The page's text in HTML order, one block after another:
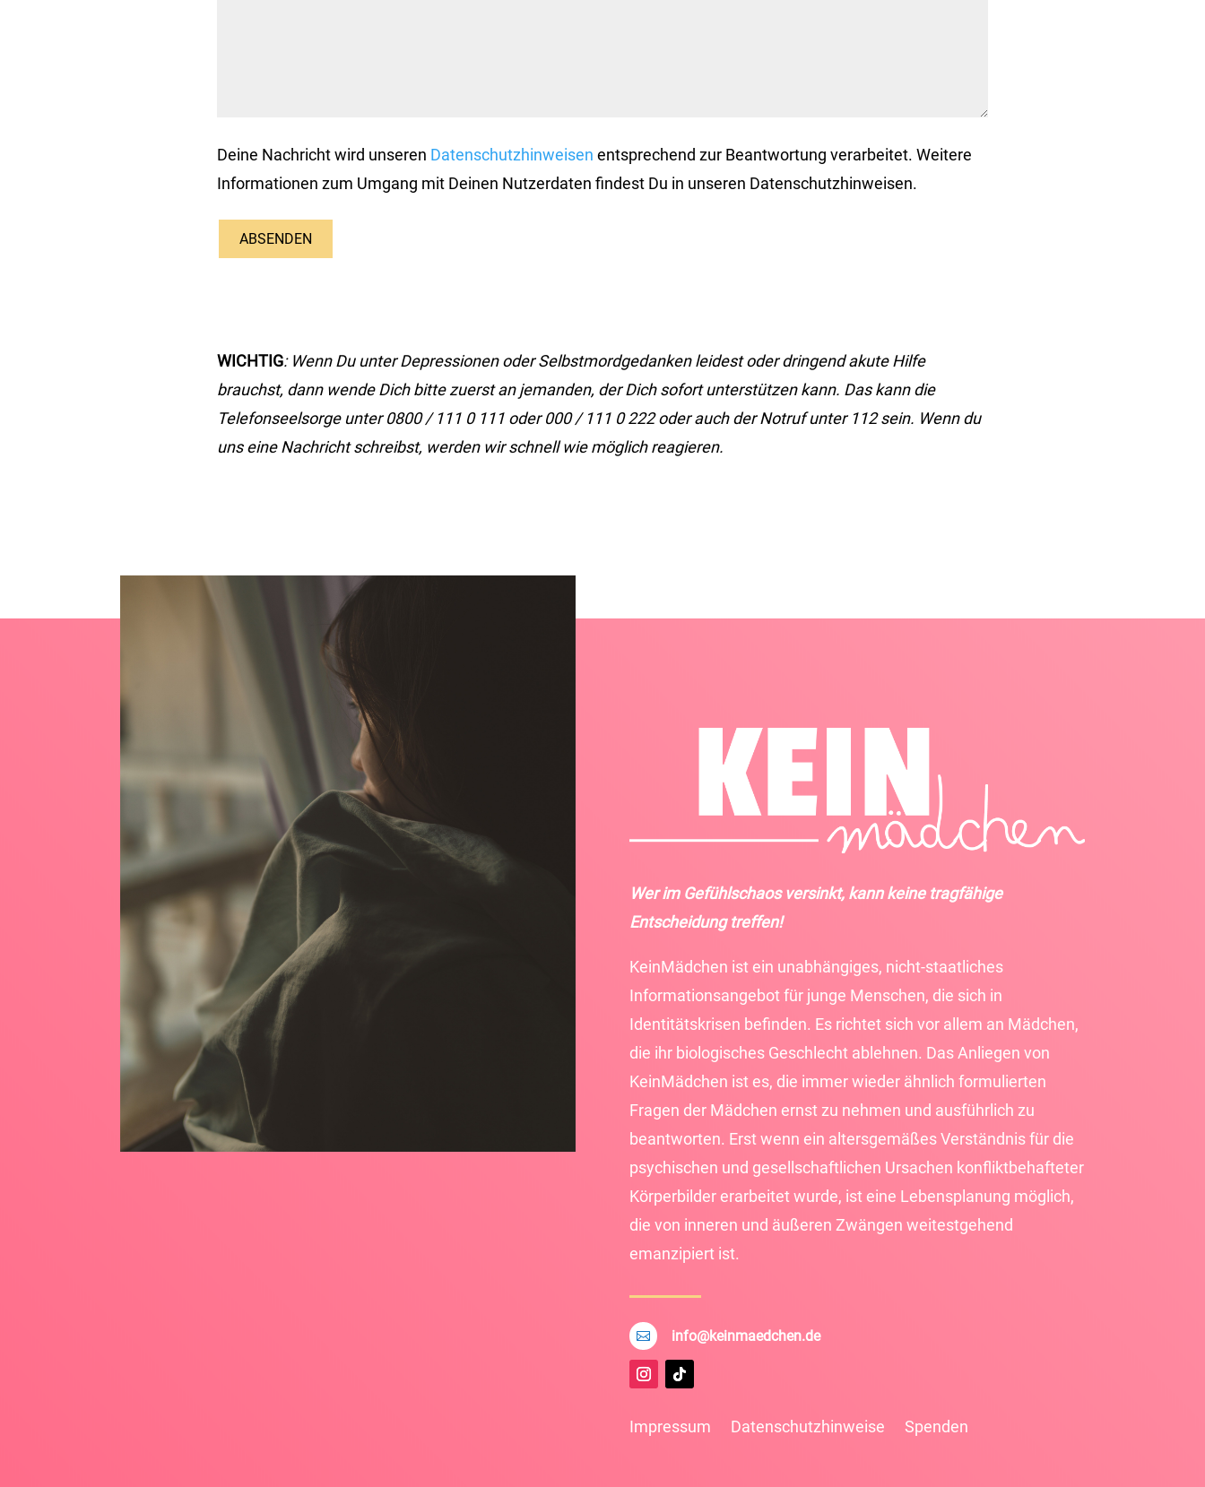
Deine Nachricht wird unseren Datenschutzhinweisen entsprechend zur Beantwortung verarbeitet. Weitere
Informationen zum Umgang mit Deinen Nutzerdaten findest Du in unseren Datenschutzhinweisen.
WICHTIG: Wenn Du unter Depressionen oder Selbstmordgedanken leidest oder dringend akute Hilfe
brauchst, dann wende Dich bitte zuerst an jemanden, der Dich sofort unterstützen kann. Das kann die
Telefonseelsorge unter 0800 / 111 0 111 oder 000 / 111 0 222 oder auch der Notruf unter 112 sein. Wenn du
uns eine Nachricht schreibst, werden wirschnell wie möglich reagieren.
Wer im Gefühlschaos versinkt, kann keine tragfähige
Entscheidung treffen!
KeinMädchen ist ein unabhängiges, nicht-staatliches
Informationsangebot für junge Menschen, die sich in
Identitätskrisen befinden. Es richtet sich vor allem an Mädchen,
die ihr biologisches Geschlecht ablehnen. Das Anliegen von
KeinMädchen ist es, die immer wieder ähnlich formulierten
Fragen der Mädchen ernst zu nehmen und ausführlich zu
beantworten. Erst wenn ein altersgemäßes Verständnis für die
psychischen und gesellschaftlichen Ursachen konfliktbehafteter
Körperbilder erarbeitet wurde, ist eine Lebensplanung möglich,
die von inneren und äußeren Zwängen weitestgehend
emanzipiert ist.
 info@keinmaedchen.de
Impressum Datenschutzhinweise Spenden